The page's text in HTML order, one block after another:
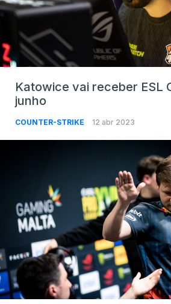
Katowice vai receber ESL
junho
COUNTER-STRIKE 12 abr 2023